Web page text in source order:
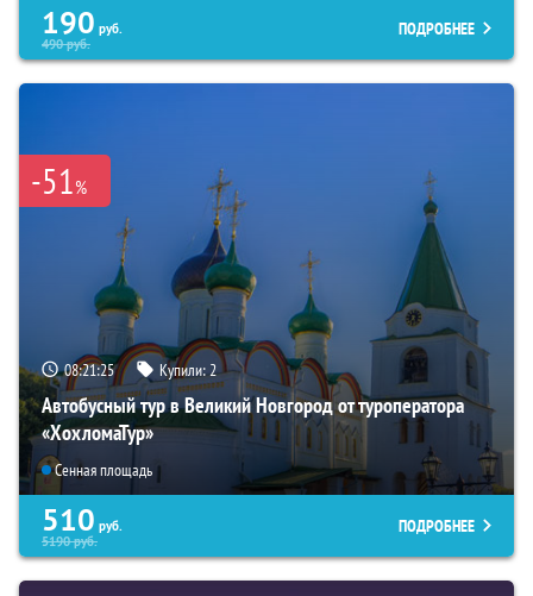
190 руб.
490руб.
ПОДРОБНЕЕ
-51%
08:21:23 Купили: 2
Автобусный тур в Великий Новгород от туроператора
«ХохломаТур»
Сенная площадь
510 руб.
5190руб.
ПОДРОБНЕЕ